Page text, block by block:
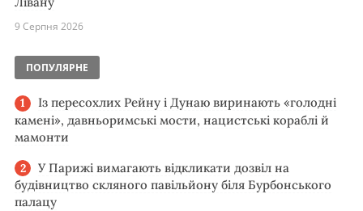
9 Серпня 2026
ПОПУЛЯРНЕ
Із пересохлих Рейну і Дунаю виринають «голодні
камені», давньоримські мости, нацистські кораблі й
мамонти
У Парижі вимагають відкликати дозвіл на
будівництво скляного павільйону біля Бурбонського
палацу